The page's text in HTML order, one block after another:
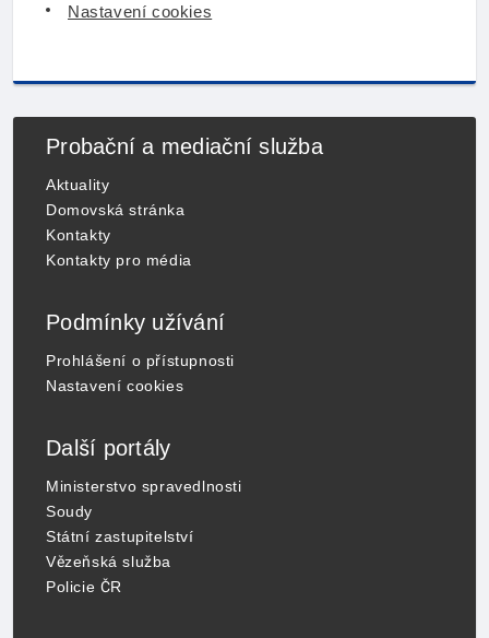
Nastavení cookies
Probační a mediační služba
Aktuality
Domovská stránka
Kontakty
Kontakty pro média
Podmínky užívání
Prohlášení o přístupnosti
Nastavení cookies
Další portály
Ministerstvo spravedlnosti
Soudy
Státní zastupitelství
Vězeňská služba
Policie ČR